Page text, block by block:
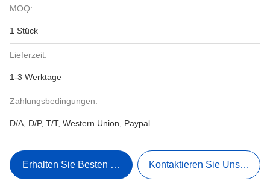
MOQ:
1 Stück
Lieferzeit:
1-3 Werktage
Zahlungsbedingungen:
D/A, D/P, T/T, Western Union, Paypal
Erhalten Sie Besten Preis Kontaktieren Sie Uns Jetzt